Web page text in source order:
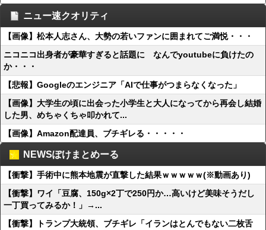
ニュー速クオリティ
【画像】松本人志さん、大勢の若いファンに囲まれてご満悦・・・
ニコニコ出身者が豪華すぎると話題に なんでyoutubeに負けたの
か・・・
【悲報】Googleのエンジニア「AIで仕事がつまらなくなった」
【画像】大学生の頃に出会った小学生と大人になってから再会し結婚
した男、めちゃくちゃ叩かれて...
【画像】Amazon配達員、ブチギレる・・・・・
NEWSぽけまとめーる
【衝撃】手術中に熊本地震が直撃した結果ｗｗｗｗｗ(※動画あり)
【衝撃】ワイ「豆腐、150g×2丁で250円か…高いけど美味そうだし
一丁買ってみるか！」→...
【衝撃】トランプ大統領、ブチギレ「イランはとんでもない二枚舌